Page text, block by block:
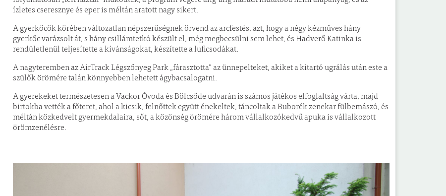
ízletes cseresznye és eper is méltán aratott nagy sikert.
A gyerkőcök körében változatlan népszerűségnek örvend az arcfestés, azt, hogy a négy kézműves hány
gyerkőc varázsolt át, s hány csillámtetkó készült el, még megbecsülni sem lehet, és Hadverő Katinka is
rendületlenül teljesítette a kívánságokat, készítette a luficsodákat.
A nagyteremben az AirTrack Légszőnyeg Park „fárasztotta” az ünnepelteket, akiket a kitartó ugrálás után este a
szülők örömére talán könnyebben lehetett ágybacsalogatni.
A gyerekeket természetesen a Vackor Óvoda és Bölcsőde udvarán is számos játékos elfoglaltság várta, majd
birtokba vették a főteret, ahol a kicsik, felnőttek együtt énekeltek, táncoltak a Buborék zenekar fülbemászó, és
méltán közkedvelt gyermekdalaira, sőt, a közönség örömére három vállalkozókedvű apuka is vállalkozott
örömzenélésre.